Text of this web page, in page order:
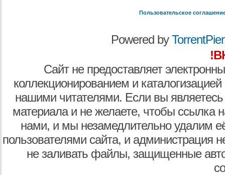
Пользовательское
Powered by
Сайт не предоставляет
коллекционированием и
нашими читателями. Если вы являетесь
материала и не желаете, чтобы ссылка
нами, и мы незамедлительно удалим
пользователями сайта, и администрация
не заливать файлы, защищенные